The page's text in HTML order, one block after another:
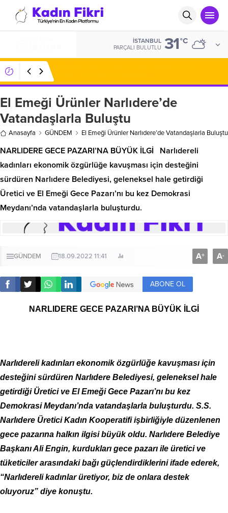
İSTANBUL
PARÇALI BULUTLU 31°C
El Emeği Ürünler Narlıdere’de
Vatandaşlarla Buluştu
Anasayfa GÜNDEM El Emeği Ürünler Narlıdere’de Vatandaşlarla Buluştu
NARLIDERE GECE PAZARI’NA BÜYÜK İLGİ Narlıdereli
kadınları ekonomik özgürlüğe kavuşması için desteğini
sürdüren Narlıdere Belediyesi, geleneksel hale getirdiği
Üretici ve El Emeği Gece Pazarı’nı bu kez Demokrasi
Meydanı’nda vatandaşlarla buluşturdu.
GÜNDEM 18.09.2022 11:41 A+ A-
ABONE OL
NARLIDERE GECE PAZARI’NA BÜYÜK İLGİ
Narlıdereli kadınları ekonomik özgürlüğe kavuşması için
desteğini sürdüren Narlıdere Belediyesi, geleneksel hale
getirdiği Üretici ve El Emeği Gece Pazarı’nı bu kez
Demokrasi Meydanı’nda vatandaşlarla buluşturdu. S.S.
Narlıdere Üretici Kadın Kooperatifi işbirliğiyle düzenlenen
gece pazarına halkın ilgisi büyük oldu. Narlıdere Belediye
Başkanı Ali Engin, kurdukları gece pazarı ile üretici ve
tüketiciler arasındaki bağı güçlendirdiklerini ifade ederek,
“Narlıdereli kadınlar üretiyor, biz de onlara destek
oluyoruz” diye konuştu.